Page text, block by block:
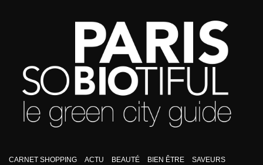
CARNET SHOPPING ACTU BEAUTÉ BIEN ÊTRE SAVEURS